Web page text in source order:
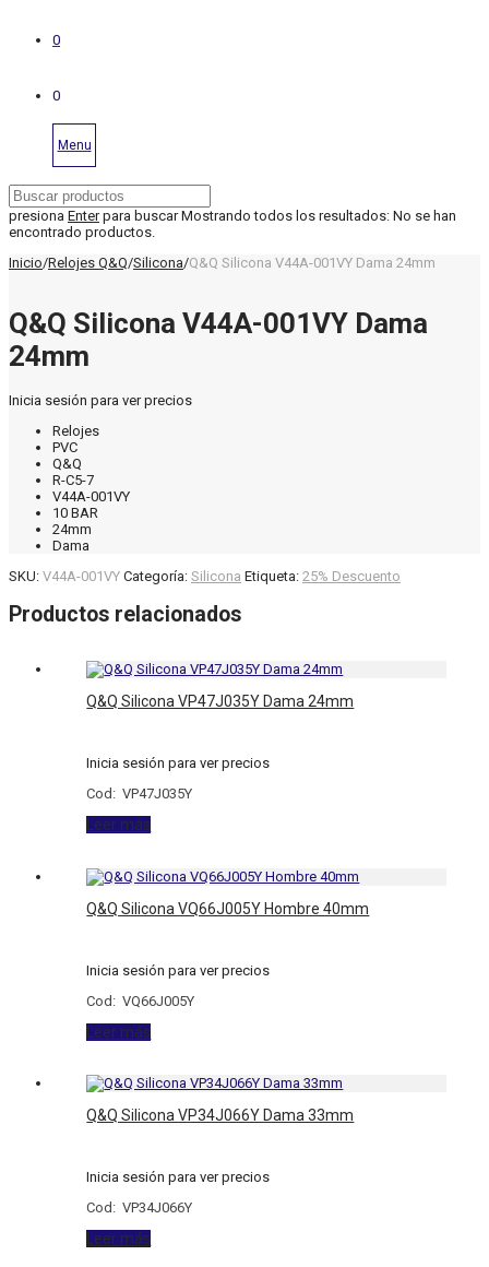
0
0
Menu
presiona Enterpara buscar Mostrando todos los resultados: No se han
encontrado productos.
Inicio/Relojes Q&Q/Silicona/Q&Q Silicona V44A-001VY Dama 24mm
Q&Q Silicona V44A-001VY Dama
24mm
Inicia sesión para ver precios
Relojes
PVC
Q&Q
R-C5-7
V44A-001VY
10 BAR
24mm
Dama
SKU: V44A-001VY Categoría: Silicona Etiqueta: 25% Descuento
Productos relacionados
Q&Q Silicona VP47J035Y Dama 24mm
Inicia sesión para ver precios
Cod: VP47J035Y
Leer más
Q&Q Silicona VQ66J005Y Hombre 40mm
Inicia sesión para ver precios
Cod: VQ66J005Y
Leer más
Q&Q Silicona VP34J066Y Dama 33mm
Inicia sesión para ver precios
Cod: VP34J066Y
Leer más